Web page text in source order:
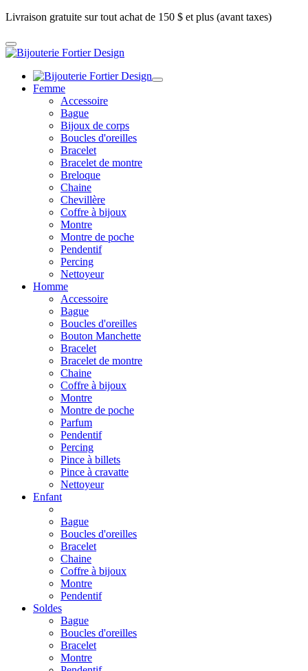
Livraison gratuite sur tout achat de 150 $ et plus (avant taxes)
Femme
Accessoire
Bague
Bijoux de corps
Boucles d'oreilles
Bracelet
Bracelet de montre
Breloque
Chaine
Chevillère
Coffre à bijoux
Montre
Montre de poche
Pendentif
Percing
Nettoyeur
Homme
Accessoire
Bague
Boucles d'oreilles
Bouton Manchette
Bracelet
Bracelet de montre
Chaine
Coffre à bijoux
Montre
Montre de poche
Parfum
Pendentif
Percing
Pince à billets
Pince à cravatte
Nettoyeur
Enfant
Bague
Boucles d'oreilles
Bracelet
Chaine
Coffre à bijoux
Montre
Pendentif
Soldes
Bague
Boucles d'oreilles
Bracelet
Montre